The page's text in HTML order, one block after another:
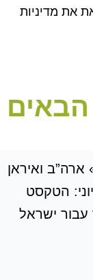
את מדיניות
הבאים
ארה”ב ואיראן
לחתום על מזכר כבר ב-17 ביוני: הטקסט